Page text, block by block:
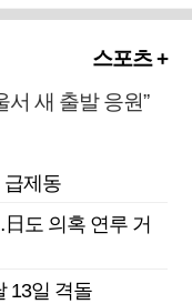
스포츠 +
서 새 출발 응원”
제동
도 의혹 연루 거
13일 격돌